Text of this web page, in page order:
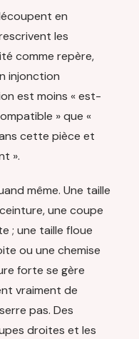
en
les
comme repère,
injonction
est moins « est-
» que «
cette pièce et
».
même. Une taille
une coupe
; une taille floue
ou une chemise
forte se gère
vraiment de
pas. Des
droites et les